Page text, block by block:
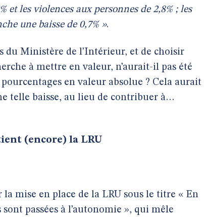
et les violences aux personnes de 2,8% ; les
une baisse de 0,7% ».
du Ministère de l’Intérieur, et de choisir
à mettre en valeur, n’aurait-il pas été
en valeur absolue ? Cela aurait
telle baisse, au lieu de contribuer à…
(encore) la LRU
mise en place de la LRU sous le titre « En
passées à l’autonomie », qui mêle